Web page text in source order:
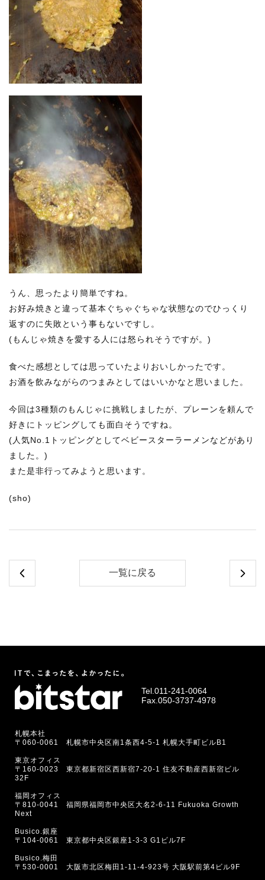
うん、思ったより簡単ですね。
お好み焼きと違って基本ぐちゃぐちゃな状態なのでひっくり
返すのに失敗という事もないですし。
(もんじゃ焼きを愛する人には怒られそうですが。)
食べた感想としては思っていたよりおいしかったです。
お酒を飲みながらのつまみとしてはいいかなと思いました。
今回は3種類のもんじゃに挑戦しましたが、プレーンを頼んで
好きにトッピングしても面白そうですね。
(人気No.1トッピングとしてベビースターラーメンなどがあり
ました。)
また是非行ってみようと思います。
(sho)
一覧に戻る
Tel.011-241-0064
Fax.050-3737-4978
札幌本社
〒060-0061 札幌市中央区南1条西4-5-1 札幌大手町ビルB1
東京オフィス
〒160-0023 東京都新宿区西新宿7-20-1 住友不動産西新宿ビル
32F
福岡オフィス
〒810-0041 福岡県福岡市中央区大名2-6-11 Fukuoka Growth
Next
Busico.銀座
〒104-0061 東京都中央区銀座1-3-3 G1ビル7F
Busico.梅田
〒530-0001 大阪市北区梅田1-11-4-923号 大阪駅前第4ビル9F